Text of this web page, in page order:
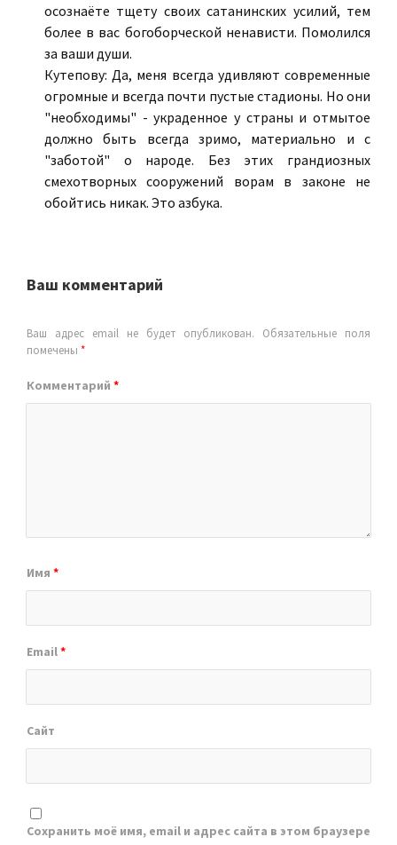
осознаёте тщету своих сатанинских усилий, тем
более в вас богоборческой ненависти. Помолился
за ваши души.
Кутепову: Да, меня всегда удивляют современные
огромные и всегда почти пустые стадионы. Но они
"необходимы" - украденное у страны и отмытое
должно быть всегда зримо, материально и с
"заботой" о народе. Без этих грандиозных
смехотворных сооружений ворам в законе не
обойтись никак. Это азбука.
Ваш комментарий
Ваш адрес email не будет опубликован.
Обязательные поля
помечены *
Комментарий *
Имя *
Email*
Сайт
Сохранить моё имя, email и адрес сайта в этом браузере